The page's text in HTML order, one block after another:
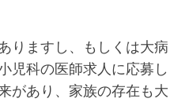
りますし、もしくは大病
児科の医師求人に応募し
があり、家族の存在も大